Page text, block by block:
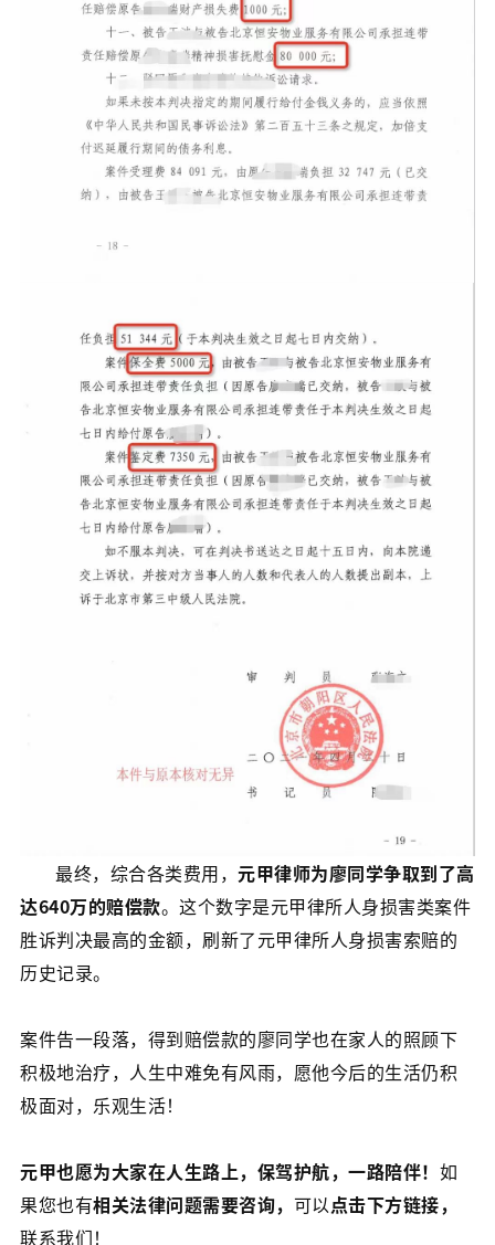
最终，综合各类费用， 元甲律师为廖同学争取到了高
达640万的赔偿款。这个数字是元甲律所人身损害类案件
胜诉判决最高的金额，刷新了元甲律所人身损害索赔的
历史记录。
案件告一段落，得到赔偿款的廖同学也在家人的照顾下
积极地治疗，人生中难免有风雨，愿他今后的生活仍积
极面对，乐观生活！
元甲也愿为大家在人生路上，保驾护航，一路陪伴！ 如
果您也有相关法律问题需要咨询， 可以点击下方链接，
联系我们！